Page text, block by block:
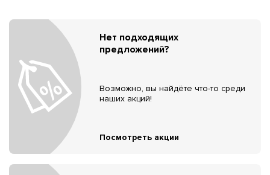
Нет подходящих
предложений?
Возможно, вы найдёте что-то среди
наших акций!
Посмотреть акции